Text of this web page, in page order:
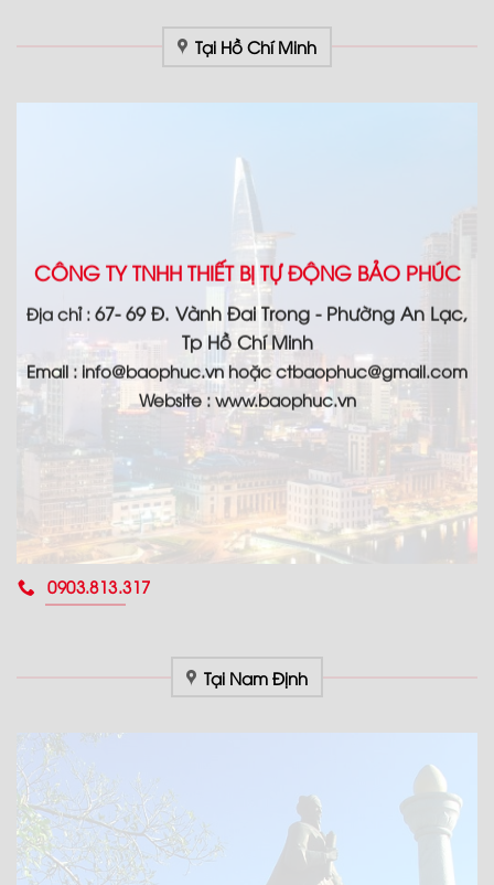
Tại Hồ Chí Minh
CÔNG TY TNHH THIẾT BỊ TỰ ĐỘNG BẢO PHÚC
Địa chỉ : 67- 69 Đ. Vành Đai Trong - Phường An Lạc,
Tp Hồ Chí Minh
Email : info@baophuc.vn hoặc ctbaophuc@gmail.com
Website : www.baophuc.vn
0903.813.317
Tại Nam Định